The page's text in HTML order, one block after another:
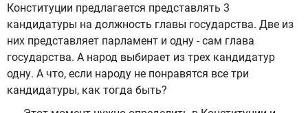
Конституции предлагается представлять 3
кандидатуры на должность главы государства. Две из
них представляет парламент и одну - сам глава
государства. А народ выбирает из трех кандидатур
одну. А что, если народу не понравятся все три
кандидатуры, как тогда быть?